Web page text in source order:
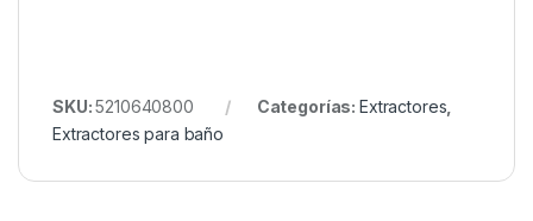
SKU:5210640800 Categorías: Extractores
Extractores para baño